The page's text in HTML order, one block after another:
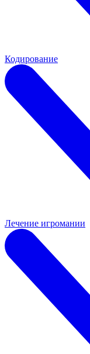
Кодирование
Лечение игромании